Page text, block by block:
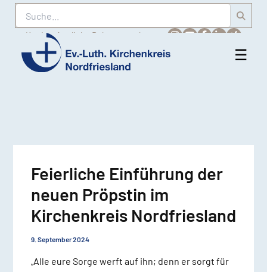
Suche
Karriere Amtliche Bekanntmachungen
Ev.-
☰
Feierliche Einführung der
neuen Pröpstin im
Kirchenkreis Nordfriesland
9. September 2024
„Alle eure Sorge werft auf ihn; denn er sorgt für